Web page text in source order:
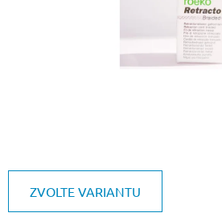
ZVOLTE VARIANTU